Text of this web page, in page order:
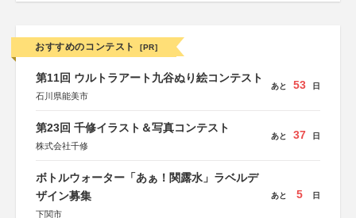
おすすめのコンテスト [PR]
第11回 ウルトラアート九谷ぬり絵コンテスト
石川県能美市
あと 53 日
第23回 千修イラスト＆写真コンテスト
株式会社千修
あと 37 日
ボトルウォーター「あぁ！関露水」ラベルデ
ザイン募集
下関市
あと 5 日